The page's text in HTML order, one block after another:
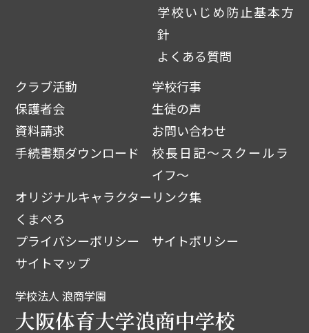
学校いじめ防止基本方
針
よくある質問
クラブ活動
学校行事
保護者会
生徒の声
資料請求
お問い合わせ
手続書類ダウンロード
校長日記～スクールラ
イフ～
オリジナルキャラクター
くまぺろ
リンク集
プライバシーポリシー
サイトポリシー
サイトマップ
学校法人 浪商学園
大阪体育大学浪商中学校